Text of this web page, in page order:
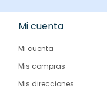
Mi cuenta
Mi cuenta
Mis compras
Mis direcciones